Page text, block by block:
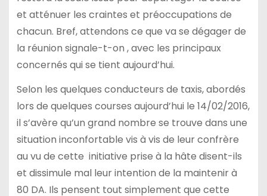
et atténuer les craintes et préoccupations de
chacun. Bref, attendons ce que va se dégager de
la réunion signale-t-on , avec les principaux
concernés qui se tient aujourd’hui.
Selon les quelques conducteurs de taxis, abordés
lors de quelques courses aujourd’hui le 14/02/2016,
il s’avère qu’un grand nombre se trouve dans une
situation inconfortable vis à vis de leur confrère
au vu de cette initiative prise à la hâte disent-ils
et dissimule mal leur intention de la maintenir à
80 DA. Ils pensent tout simplement que cette